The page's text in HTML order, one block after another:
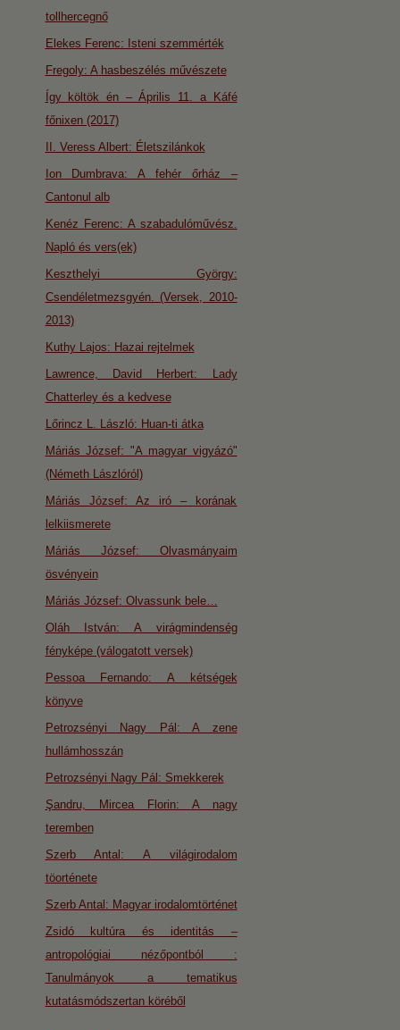
tollhercegnő
Elekes Ferenc: Isteni szemmérték
Fregoly: A hasbeszélés művészete
Így költök én – Április 11. a Káfé
főnixen (2017)
II. Veress Albert: Életszilánkok
Ion Dumbrava: A fehér őrház –
Cantonul alb
Kenéz Ferenc: A szabadulóművész.
Napló és vers(ek)
Keszthelyi György:
Csendéletmezsgyén. (Versek, 2010-
2013)
Kuthy Lajos: Hazai rejtelmek
Lawrence, David Herbert: Lady
Chatterley és a kedvese
Lőrincz L. László: Huan-ti átka
Máriás József: "A magyar vigyázó"
(Németh Lászlóról)
Máriás József: Az iró – korának
lelkiismerete
Máriás József: Olvasmányaim
ösvényein
Máriás József: Olvassunk bele…
Oláh István: A virágmindenség
fényképe (válogatott versek)
Pessoa Fernando: A kétségek
könyve
Petrozsényi Nagy Pál: A zene
hullámhosszán
Petrozsényi Nagy Pál: Smekkerek
Şandru, Mircea Florin: A nagy
teremben
Szerb Antal: A világirodalom
töorténete
Szerb Antal: Magyar irodalomtörténet
Zsidó kultúra és identitás –
antropológiai nézőpontból :
Tanulmányok a tematikus
kutatásmódszertan köréből